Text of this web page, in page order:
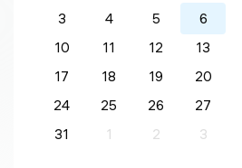
3
4 5 6
10
11 12 13
17
18 19 20
24
25 26 27
31
1 2 3